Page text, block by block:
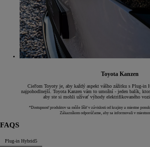
Toyota Kanzen
Cieľom Toyoty je, aby každý aspekt vášho zážitku s Plug-in
najpohodlnejší. Toyota Kanzen vám to umožní - jeden balík,
aby ste si mohli užívať výhody elektrifikovaného
*Dostupnosť produktov sa môže líšiť v závislosti od krajiny a miestne
Zákazníkom odporúčame, aby sa informovali v
FAQS
Plug-in Hybrid5